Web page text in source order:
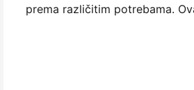
prema različitim potrebama.